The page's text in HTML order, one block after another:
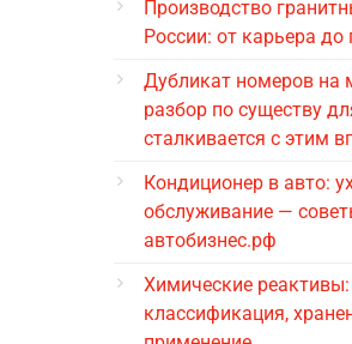
Производство
России: от карьера до
Дубликат номеров на
разбор по существу
сталкивается с этим
Кондиционер в авто:
обслуживание —
автобизнес.рф
Химические реактивы:
классификация,